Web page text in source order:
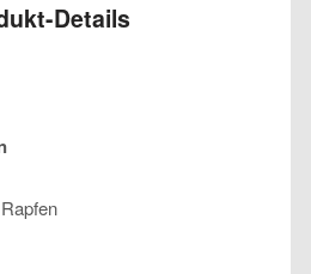
Details